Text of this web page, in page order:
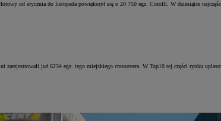
od stycznia do listopada powiększył się o 20 750 egz. Corolli. W dziesiątce
już 6234 egz. tego miejskiego crossovera. W Top10 tej części rynku